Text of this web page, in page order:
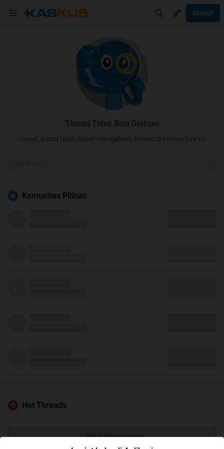
Masuk
Thread Tidak Bisa Diakses
Guest, kamu tidak dapat mengakses thread di komunitas ini
Komunitas Pilihan
Hot Threads
Lihat Selengkapnya